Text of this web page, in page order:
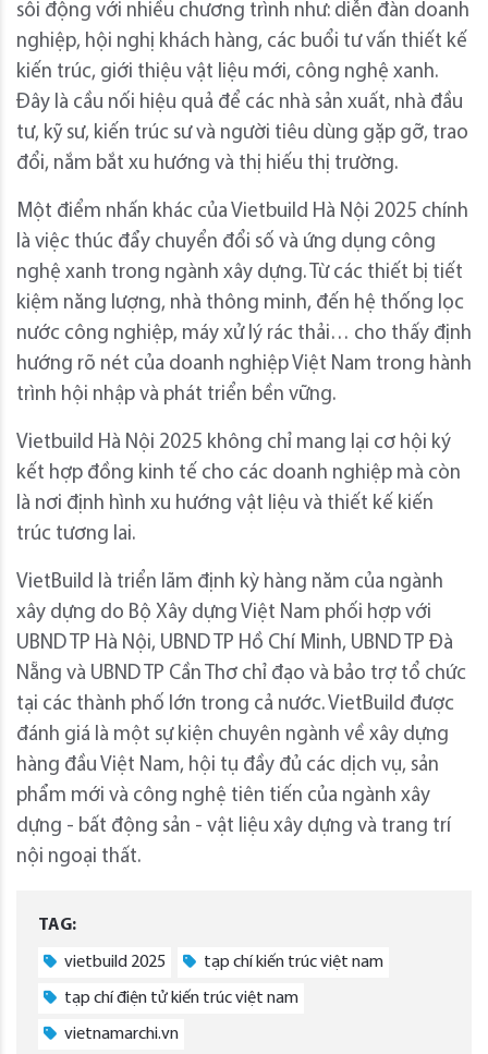
sôi động với nhiều chương trình như: diễn đàn doanh
nghiệp, hội nghị khách hàng, các buổi tư vấn thiết kế
kiến trúc, giới thiệu vật liệu mới, công nghệ xanh.
Đây là cầu nối hiệu quả để các nhà sản xuất, nhà đầu
tư, kỹ sư, kiến trúc sư và người tiêu dùng gặp gỡ, trao
đổi, nắm bắt xu hướng và thị hiếu thị trường.
Một điểm nhấn khác của Vietbuild Hà Nội 2025 chính
là việc thúc đẩy chuyển đổi số và ứng dụng công
nghệ xanh trong ngành xây dựng. Từ các thiết bị tiết
kiệm năng lượng, nhà thông minh, đến hệ thống lọc
nước công nghiệp, máy xử lý rác thải… cho thấy định
hướng rõ nét của doanh nghiệp Việt Nam trong hành
trình hội nhập và phát triển bền vững.
Vietbuild Hà Nội 2025 không chỉ mang lại cơ hội ký
kết hợp đồng kinh tế cho các doanh nghiệp mà còn
là nơi định hình xu hướng vật liệu và thiết kế kiến
trúc tương lai.
VietBuild là triển lãm định kỳ hàng năm của ngành
xây dựng do Bộ Xây dựng Việt Nam phối hợp với
UBND TP Hà Nội, UBND TP Hồ Chí Minh, UBND TP Đà
Nẵng và UBND TP Cần Thơ chỉ đạo và bảo trợ tổ chức
tại các thành phố lớn trong cả nước. VietBuild được
đánh giá là một sự kiện chuyên ngành về xây dựng
hàng đầu Việt Nam, hội tụ đầy đủ các dịch vụ, sản
phẩm mới và công nghệ tiên tiến của ngành xây
dựng - bất động sản - vật liệu xây dựng và trang trí
nội ngoại thất.
TAG:
vietbuild 2025 tạp chí kiến trúc việt nam
tạp chí điện tử kiến trúc việt nam
vietnamarchi.vn